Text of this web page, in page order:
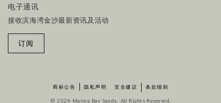
电子通讯
接收滨海湾金沙最新资讯及活动
订阅
商标公告 隐私声明 安全建议 条款细则
© 2026 Marina Bay Sands. All Rights Reserved.